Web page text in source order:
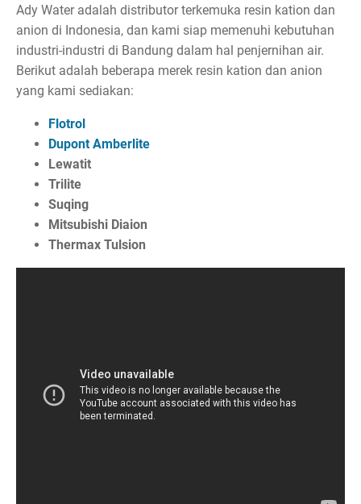
Ady Water adalah distributor terkemuka resin kation dan
anion di Indonesia, dan kami siap memenuhi kebutuhan
industri-industri di Bandung dalam hal penjernihan air.
Berikut adalah beberapa merek resin kation dan anion
yang kami sediakan:
Flotrol
Dupont Amberlite
Lewatit
Trilite
Suqing
Mitsubishi Diaion
Thermax Tulsion